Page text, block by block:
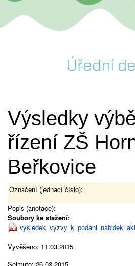
Úřední
Výsledky
řízení ZŠ
Beřkovice
Označení (jednací číslo):
Popis (anotace):
Soubory ke stažení:
Vyvěšeno: 11.03.2015